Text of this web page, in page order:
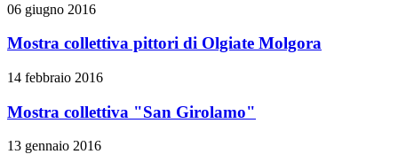
06 giugno 2016
Mostra collettiva pittori di Olgiate Molgora
14 febbraio 2016
Mostra collettiva "San Girolamo"
13 gennaio 2016